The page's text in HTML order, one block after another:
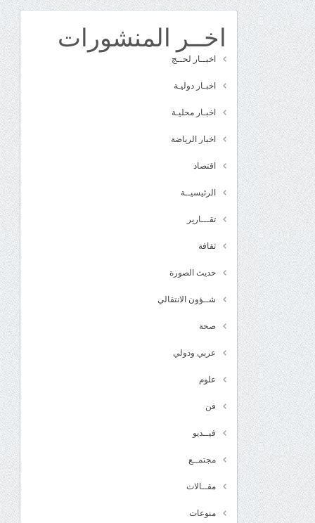
اخــر المنشورات
اخبــار لحــج
اخبـار دوليـة
اخبـار محليـة
اخبار الرياضة
اقتصاد
الرئيسيــة
تقـــارير
ثقافة
حديث الصورة
شــؤون الانتقالي
صحة
عربي ودولي
علوم
فن
فيــديو
مجتمــع
مقــالات
منوعات